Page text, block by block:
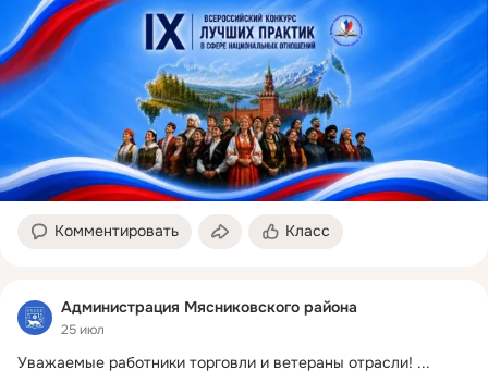
Комментировать Класс
Администрация Мясниковского района
25 июл
Уважаемые работники торговли и ветераны отрасли! ...